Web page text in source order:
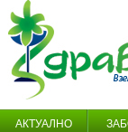
АКТУАЛНО